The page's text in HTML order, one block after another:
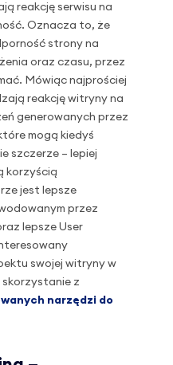
reakcję serwisu na
Oznacza to, że
strony na
oraz czasu, przez
Mówiąc najprościej
reakcję witryny na
generowanych przez
mogą kiedyś
szczerze – lepiej
korzyścią
jest lepsze
przez
lepsze User
swojej witryny w
skorzystanie z
narzędzi do